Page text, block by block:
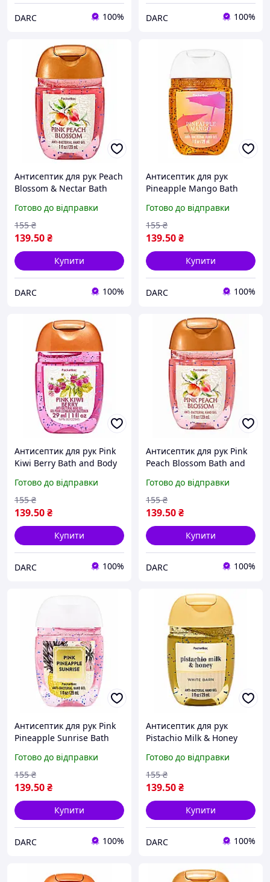
DARC 100% DARC 100%
Антисептик для рук Peach
Blossom & Nectar Bath
Готово до відправки
139.50₴
155 ₴
Купити
DARC 100%
Антисептик для рук
Pineapple Mango Bath
Готово до відправки
139.50₴
155 ₴
Купити
DARC 100%
Антисептик для рук Pink
Kiwi Berry Bath and Body
Готово до відправки
139.50₴
155 ₴
Купити
DARC 100%
Антисептик для рук Pink
Peach Blossom Bath and
Готово до відправки
139.50₴
155 ₴
Купити
DARC 100%
Антисептик для рук Pink
Pineapple Sunrise Bath
Готово до відправки
139.50₴
155 ₴
Купити
DARC 100%
Антисептик для рук
Pistachio Milk & Honey
мл
Готово до відправки
139.50₴
155 ₴
Купити
DARC 100%